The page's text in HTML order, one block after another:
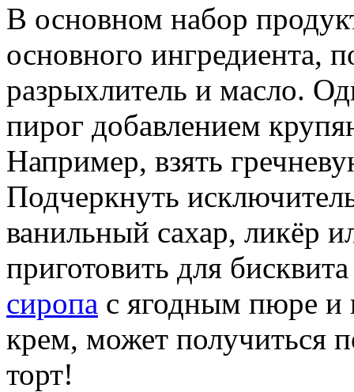
В основном набор
основного ингредиента,
разрыхлитель и масло.
пирог добавлением
Например, взять
Подчеркнуть
ванильный сахар, ликёр
приготовить для
сиропа с ягодным пюре и
крем, может получиться
торт!